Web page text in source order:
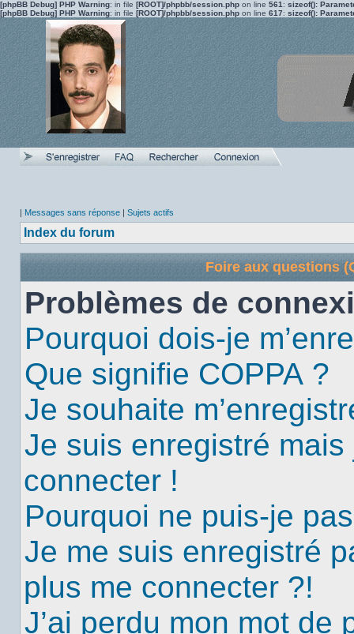
[phpBB Debug] PHP Warning: in file [ROOT]/phpbb/session.php on line 561 : sizeof():
[phpBB Debug] PHP Warning: in file [ROOT]/phpbb/session.php on line 617: sizeof():
| Messages sans réponse | Sujets actifs
Index du forum
Foire aux questions
Problèmes de
Pourquoi dois-je
Que signifie COPPA ?
Je souhaite
Je suis enregistré
connecter !
Pourquoi ne puis-je
Je me suis enregistré
plus me connecter ?!
J’ai perdu mon mot de